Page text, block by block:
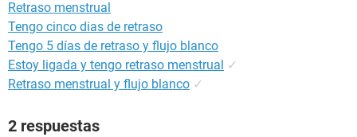
Retraso menstrual
Tengo cinco dias de retraso
Tengo 5 días de retraso y flujo blanco
Estoy ligada y tengo retraso menstrual ✓
Retraso menstrual y flujo blanco ✓
2 respuestas